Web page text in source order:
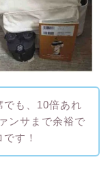
でも、10倍あれ
ンサまで余裕で
す！